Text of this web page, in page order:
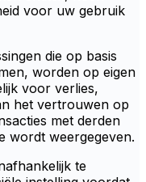
voor uw gebruik
die op basis
worden op eigen
voor verlies,
het vertrouwen op
met derden
wordt weergegeven.
te